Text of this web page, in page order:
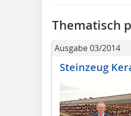
Thematisch
Ausgabe 03/2014
Steinzeug